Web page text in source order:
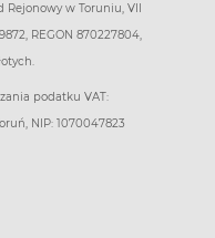
Rejonowy w Toruniu, VII
REGON 870227804,
podatku VAT:
NIP: 1070047823